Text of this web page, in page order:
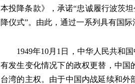
本投降条款》，承诺“忠诚履行波茨
降仪式”。由此，通过一系列具有国
1949年10月1日，中华人民共和国
有发生变化情况下的政权更替，中国
台湾的主权。由于中国内战延续和